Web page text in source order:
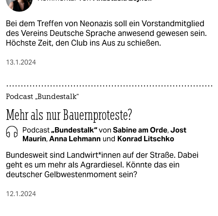
Bei dem Treffen von Neonazis soll ein Vorstandmitglied
des Vereins Deutsche Sprache anwesend gewesen sein.
Höchste Zeit, den Club ins Aus zu schießen.
13.1.2024
Podcast „Bundestalk“
Mehr als nur Bauernproteste?
Podcast„Bundestalk“von Sabine am Orde,Jost
Maurin,Anna Lehmann und Konrad Litschko
Bundesweit sind Land­wir­t*in­nen auf der Straße. Dabei
geht es um mehr als Agrardiesel. Könnte das ein
deutscher Gelbwestenmoment sein?
12.1.2024